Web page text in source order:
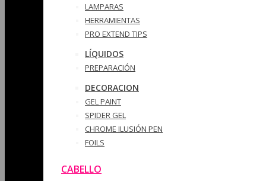
LAMPARAS
HERRAMIENTAS
PRO EXTEND TIPS
LÍQUIDOS
PREPARACIÓN
DECORACION
GEL PAINT
SPIDER GEL
CHROME ILUSIÓN PEN
FOILS
CABELLO